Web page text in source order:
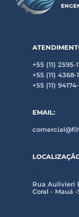
+55 (11) 2595-
+55 (11) 4368-
+55 (11)
EMAIL:
Rua Aulivieri
Coral - Mauá -